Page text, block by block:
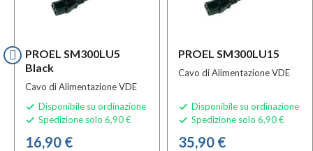
PROEL SM300LU5
Black
Cavo di Alimentazione VDE
 Disponibile su ordinazione
 Spedizione solo 6,90 €
16,90 €
PROEL SM300LU15
Cavo di Alimentazione VDE
 Disponibile su ordinazione
 Spedizione solo 6,90 €
35,90 €